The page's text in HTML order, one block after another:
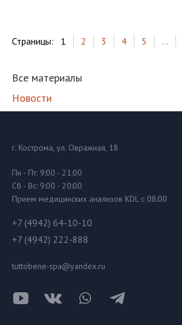
Страницы: 1 2 3 4 5 ...
Все материалы
Новости
г. Кострома, ул. Овражная, 18
Пн - Пт: 9:00 - 21:00
Сб - Вс: 9:00 - 20:00
Прием медицинских анализов KDL с 08:00
+7 (4942) 64-10-10
+7 (4942) 222-888
tuttobene-spa@yandex.ru